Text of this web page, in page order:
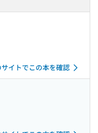
イトでこの本を確認